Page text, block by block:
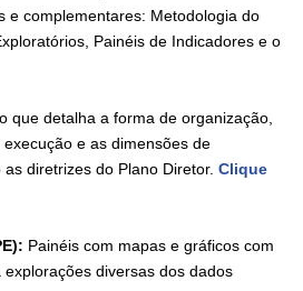
e complementares: Metodologia do
Painéis de Indicadores e o
que detalha a forma de organização,
e as dimensões de
diretrizes do Plano Diretor. Clique
Painéis com mapas e gráficos com
diversas dos dados